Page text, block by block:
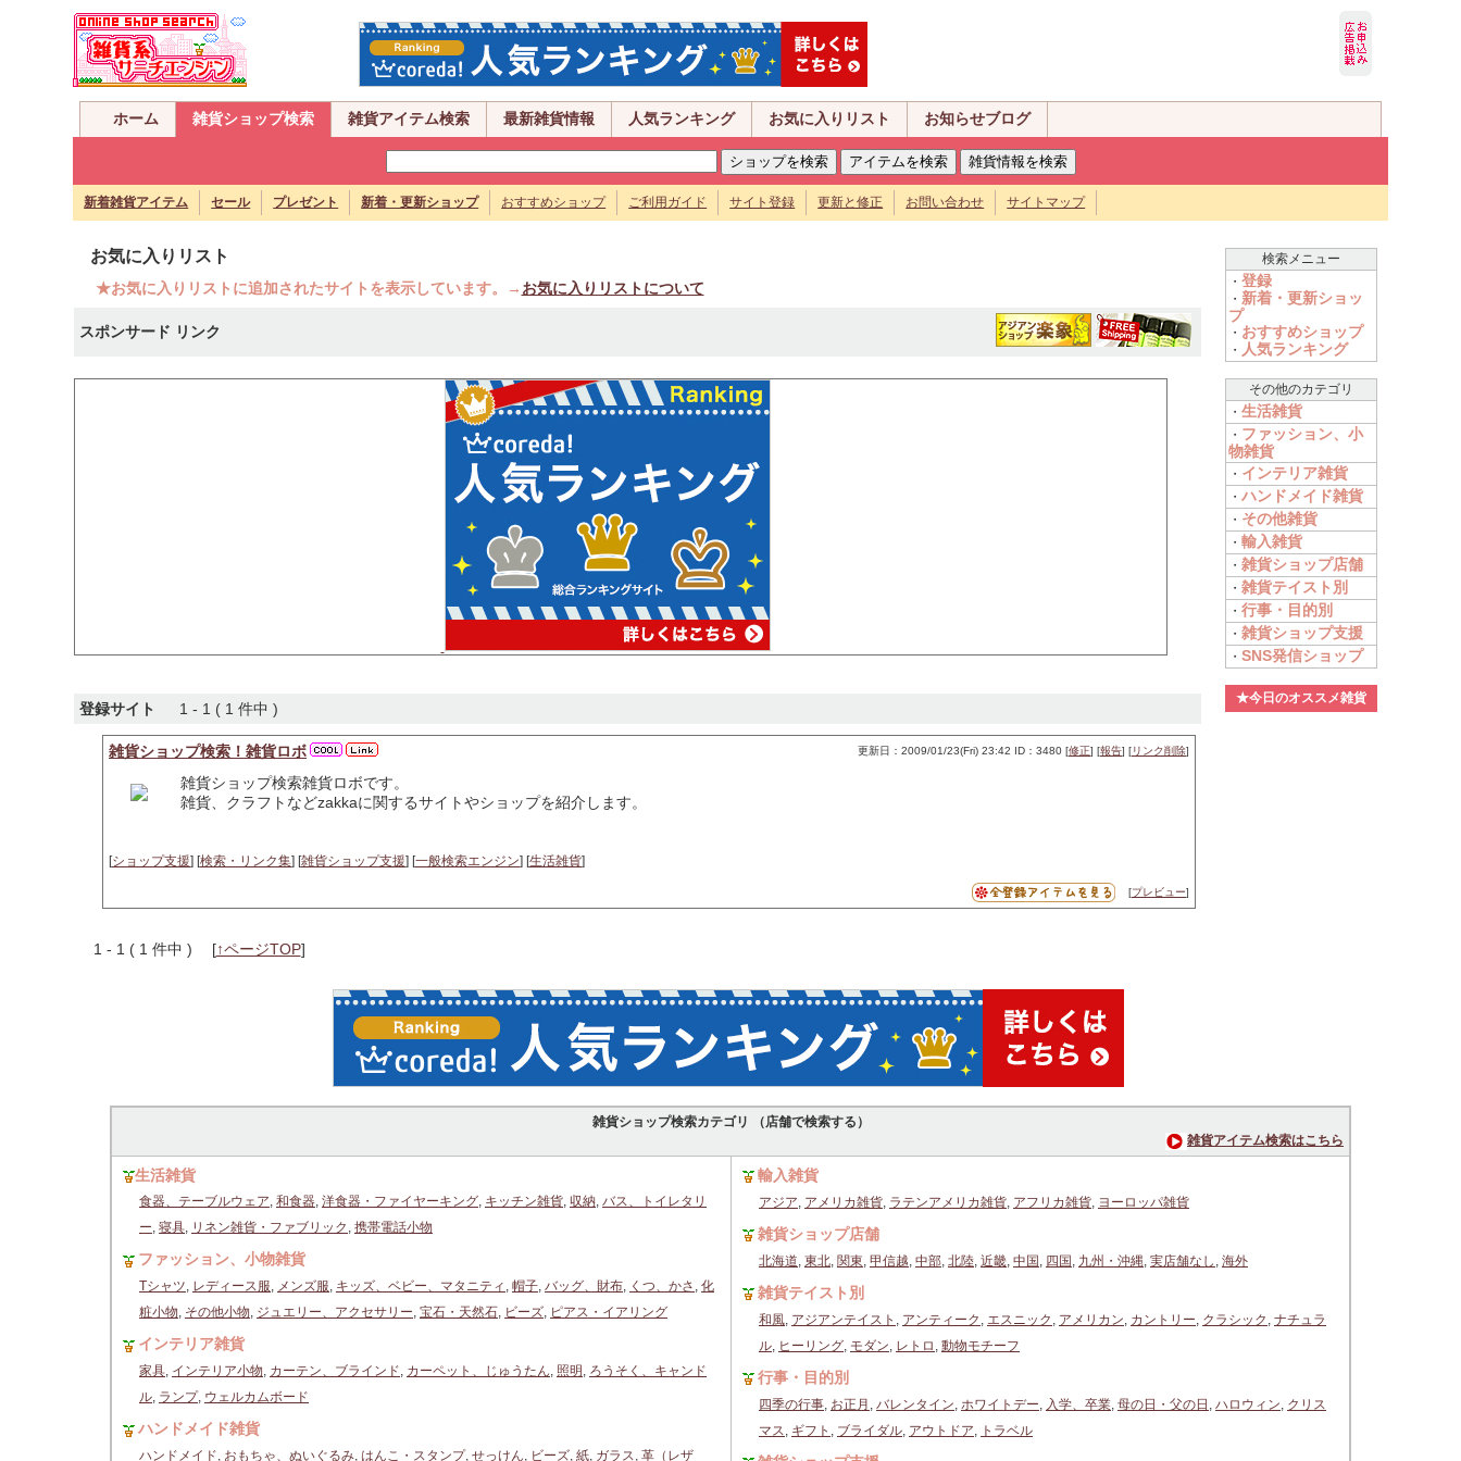
ホーム 雑貨ショップ検索 雑貨アイテム検索 最新雑貨情報 人気ランキング お気に入りリスト お知らせブログ
新着雑貨アイテム セール プレゼント 新着・更新ショップ おすすめショップ ご利用ガイド サイト登録 更新と修正 お問い合わせ サイトマップ
お気に入りリスト
★お気に入りリストに追加されたサイトを表示しています。→ お気に入りリストについて
スポンサード リンク
登録サイト 1 - 1 ( 1 件中 )
雑貨ショップ検索！雑貨ロボ 更新日：2009/01/23(Fri) 23:42 ID：3480 [修正] [報告] [リンク削除]
雑貨ショップ検索雑貨ロボです。
雑貨、クラフトなどzakkaに関するサイトやショップを紹介します。
[ショップ支援] [検索・リンク集] [雑貨ショップ支援] [一般検索エンジン] [生活雑貨]
[プレビュー]
1 - 1 ( 1 件中 ) [↑ページTOP]
検索メニュー
・ 登録
・ 新着・更新ショッ
プ
・ おすすめショップ
・ 人気ランキング
その他のカテゴリ
・ 生活雑貨
・ ファッション、小
物雑貨
・ インテリア雑貨
・ ハンドメイド雑貨
・ その他雑貨
・ 輸入雑貨
・ 雑貨ショップ店舗
・ 雑貨テイスト別
・ 行事・目的別
・ 雑貨ショップ支援
・ SNS発信ショップ
★今日のオススメ雑貨
雑貨ショップ検索カテゴリ （店舗で検索する）
雑貨アイテム検索はこちら
生活雑貨
食器、テーブルウェア, 和食器, 洋食器・ファイヤーキング, キッチン雑貨, 収納, バス、トイレタリ
ー, 寝具, リネン雑貨・ファブリック , 携帯電話小物
ファッション、小物雑貨
Tシャツ, レディース服, メンズ服, キッズ、ベビー、マタニティ , 帽子, バッグ、財布, くつ、かさ , 化
粧小物, その他小物, ジュエリー、アクセサリー, 宝石・天然石, ビーズ, ピアス・イアリング
インテリア雑貨
家具, インテリア小物, カーテン、ブラインド, カーペット、じゅうたん, 照明 , ろうそく、キャンド
ル, ランプ, ウェルカムボード
ハンドメイド雑貨
ハンドメイド, おもちゃ、ぬいぐるみ, はんこ・スタンプ, せっけん, ビーズ, 紙, ガラス, 革（レザ
輸入雑貨
アジア, アメリカ雑貨, ラテンアメリカ雑貨, アフリカ雑貨, ヨーロッパ雑貨
雑貨ショップ店舗
北海道, 東北, 関東, 甲信越, 中部, 北陸, 近畿, 中国 , 四国 , 九州・沖縄, 実店舗なし , 海外
雑貨テイスト別
和風, アジアンテイスト , アンティーク , エスニック , アメリカン, カントリー, クラシック , ナチュラ
ル, ヒーリング, モダン, レトロ , 動物モチーフ
行事・目的別
四季の行事, お正月 , バレンタイン, ホワイトデー, 入学、卒業, 母の日・父の日 , ハロウィン, クリス
マス, ギフト , ブライダル, アウトドア, トラベル